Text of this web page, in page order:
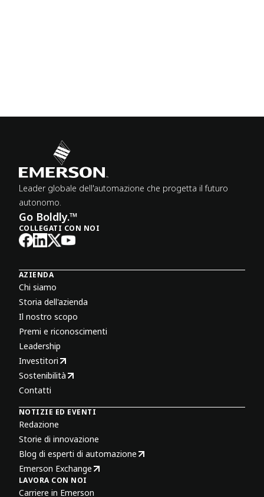
Leader globale dell'automazione che progetta il futuro
autonomo.
Go Boldly.™
COLLEGATI CON NOI
AZIENDA
Chi siamo
Storia dell'azienda
Il nostro scopo
Premi e riconoscimenti
Leadership
Investitori
Sostenibilità
Contatti
NOTIZIE ED EVENTI
Redazione
Storie di innovazione
Blog di esperti di automazione
Emerson Exchange
LAVORA CON NOI
Carriere in Emerson